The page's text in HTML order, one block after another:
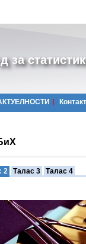
за
Контакт
2 Талас 3 Талас 4